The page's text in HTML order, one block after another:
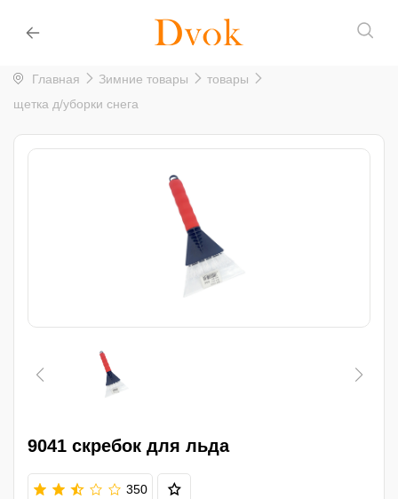
Главная Зимние товары
товары
щетка д/уборки снега
9041 скребок для льда
350